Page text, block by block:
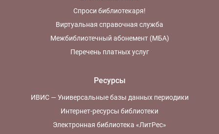
Спроси библиотекаря!
Виртуальная справочная служба
Межбиблиотечный абонемент (МБА)
Перечень платных услуг
Ресурсы
ИВИС — Универсальные базы данных периодики
Интернет-ресурсы библиотеки
Электронная библиотека «ЛитРес»